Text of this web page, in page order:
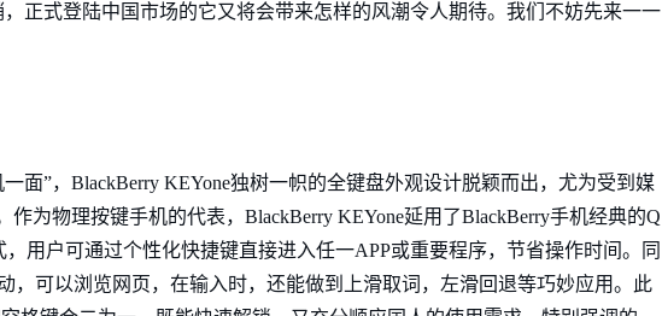
正式登陆中国市场的它又将会带来怎样的风潮令人期待。我们不妨先来一一
面”，BlackBerry KEYone独树一帜的全键盘外观设计脱颖而出，尤为受到媒
为物理按键手机的代表，BlackBerry KEYone延用了BlackBerry手机经典的Q
用户可通过个性化快捷键直接进入任一APP或重要程序，节省操作时间。同
，可以浏览网页，在输入时，还能做到上滑取词，左滑回退等巧妙应用。此